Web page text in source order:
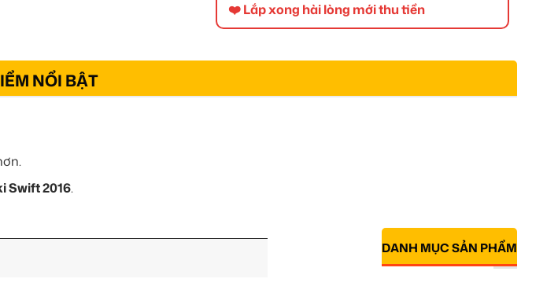
❤️ Lắp xong hài lòng mới thu tiền
NỔI BẬT
Swift 2016.
DANH MỤC SẢN PHẨM